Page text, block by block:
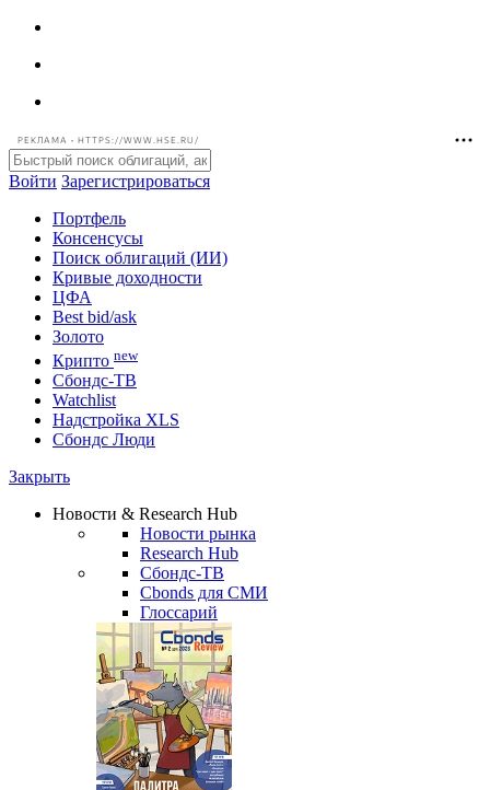
РЕКЛАМА • HTTPS://WWW.HSE.RU/
Войти Зарегистрироваться
Портфель
Консенсусы
Поиск облигаций (ИИ)
Кривые доходности
ЦФА
Best bid/ask
Золото
Крипто new
Watchlist
Сбондс Люди
Новости & Research Hub
Новости рынка
Research Hub
Сбондс-ТВ
Cbonds для СМИ
Глоссарий